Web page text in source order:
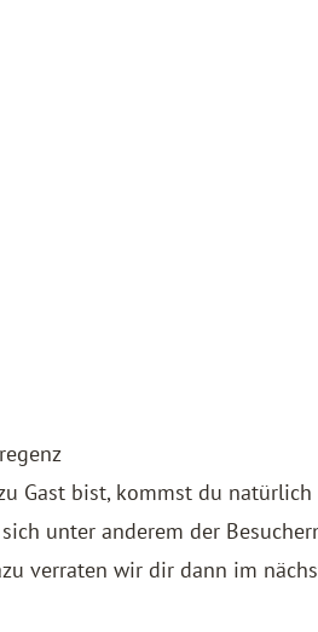
Gast bist, kommst du
unter anderem der
verraten wir dir dann im